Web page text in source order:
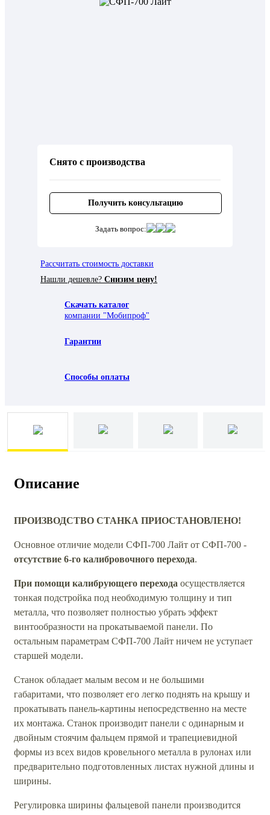
Снято с производства
Получить консультацию
Задать вопрос:
Рассчитать стоимость доставки
Нашли дешевле? Снизим цену!
Скачать каталог
компании "Мобипроф"
Гарантии
Способы оплаты
Описание
ПРОИЗВОДСТВО СТАНКА ПРИОСТАНОВЛЕНО!
Основное отличие модели СФП-700 Лайт от СФП-700 -
отсутствие 6-го калибровочного перехода.
При помощи калибрующего перехода осуществляется
тонкая подстройка под необходимую толщину и тип
металла, что позволяет полностью убрать эффект
винтообразности на прокатываемой панели. По
остальным параметрам СФП-700 Лайт ничем не уступает
старшей модели.
Станок обладает малым весом и не большими
габаритами, что позволяет его легко поднять на крышу и
прокатывать панель-картины непосредственно на месте
их монтажа. Станок производит панели с одинарным и
двойным стоячим фальцем прямой и трапециевидной
формы из всех видов кровельного металла в рулонах или
предварительно подготовленных листах нужной длины и
ширины.
Регулировка ширины фальцевой панели производится